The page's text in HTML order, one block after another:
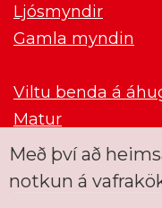
Ljósmyndir
Gamla myndin
Viltu benda á
Matur
Með því að
notkun á